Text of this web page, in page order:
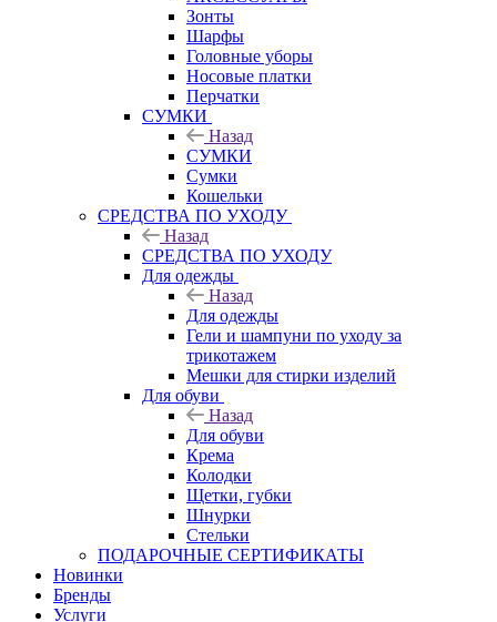
Зонты
Шарфы
Головные уборы
Носовые платки
Перчатки
СУМКИ
Назад
СУМКИ
Сумки
Кошельки
CРЕДСТВА ПО УХОДУ
Назад
CРЕДСТВА ПО УХОДУ
Для одежды
Назад
Для одежды
Гели и шампуни по уходу за
трикотажем
Мешки для стирки изделий
Для обуви
Назад
Для обуви
Крема
Колодки
Щетки, губки
Шнурки
Стельки
ПОДАРОЧНЫЕ СЕРТИФИКАТЫ
Новинки
Бренды
Услуги